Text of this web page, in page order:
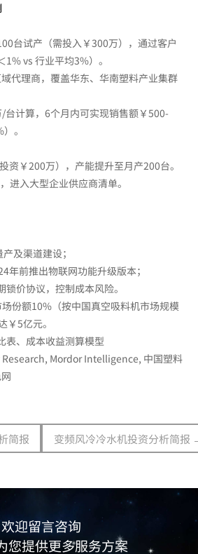
台试产（需投入￥300万），通过客户
vs 行业平均3%）。
代理商，覆盖华东、华南塑料产业集群
台计算，6个月内可实现销售额￥500-
。
资￥200万），产能提升至月产200台。
进入大型企业供应商清单。
及渠道建设；
年前推出物联网功能升级版本；
价协议，控制成本风险。
份额10%（按中国真空吸料机市场规模
￥5亿元。
表、成本收益测算模型
Research, Mordor Intelligence, 中国塑料
简报 变频风冷冷水机投资分析简报
欢迎留言咨询
您提供更多服务方案